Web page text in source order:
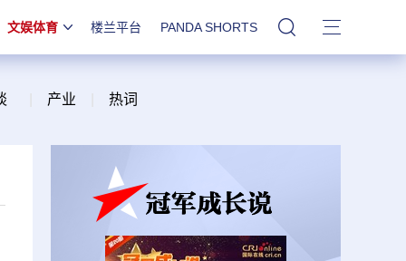
文娱体育 楼兰平台 PANDA SHORTS 站内搜索
产业 热词